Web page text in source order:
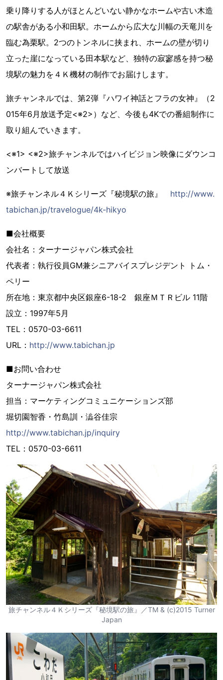
乗り降りする人がほとんどいない静かなホームや古い木造
の駅舎がある小和田駅。ホームから広大な川幅の天竜川を
臨む為栗駅。2つのトンネルに挟まれ、ホームの壁が切り
立った崖になっている田本駅など、独特の寂寥感を持つ秘
境駅の魅力を４Ｋ機材の制作でお届けします。
旅チャンネルでは、第2弾『ハワイ神話とフラの女神』（2
015年6月放送予定<※2>）など、今後も4Kでの番組制作に
取り組んでいきます。
<※1> <※2>旅チャンネルではハイビジョン映像にダウンコ
ンバートして放送
※旅チャンネル４Ｋシリーズ『秘境駅の旅』 http://www.
tabichan.jp/travelogue/4k-hikyo
■会社概要
会社名：ターナージャパン株式会社
代表者：執行役員GM兼シニアバイスプレジデント トム・
ペリー
所在地：東京都中央区銀座6-18-2 銀座ＭＴＲビル 11階
設立：1997年5月
TEL：0570-03-6611
URL： http://www.tabichan.jp
■お問い合わせ
ターナージャパン株式会社
担当：マーケティングコミュニケーションズ部
堀切園智香・竹島訓・澁谷佳宗
http://www.tabichan.jp/inquiry
TEL：0570-03-6611
旅チャンネル４Ｋシリーズ『秘境駅の旅』／TM & (c)2015 Turner
Japan